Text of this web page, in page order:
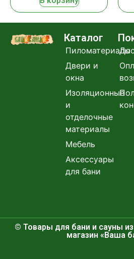
Каталог
Пиломатериалы
Двери и
окна
Изоляционные
и
отделочные
материалы
Мебель
Аксессуары
для бани
© Товары для бани и сауны
магазин «Ваша